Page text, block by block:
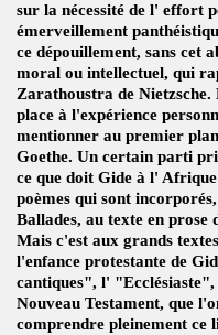
sur la nécessité de l' effort
émerveillement
ce dépouillement, sans cet
moral ou intellectuel, qui
Zarathoustra de
place à l'expérience
mentionner au premier
Goethe. Un certain parti
ce que doit Gide à l'
poèmes qui sont
Ballades, au texte en
Mais c'est aux grands
l'enfance protestante de
cantiques", l' "Ecclésiaste",
Nouveau Testament, que
comprendre pleinement ce